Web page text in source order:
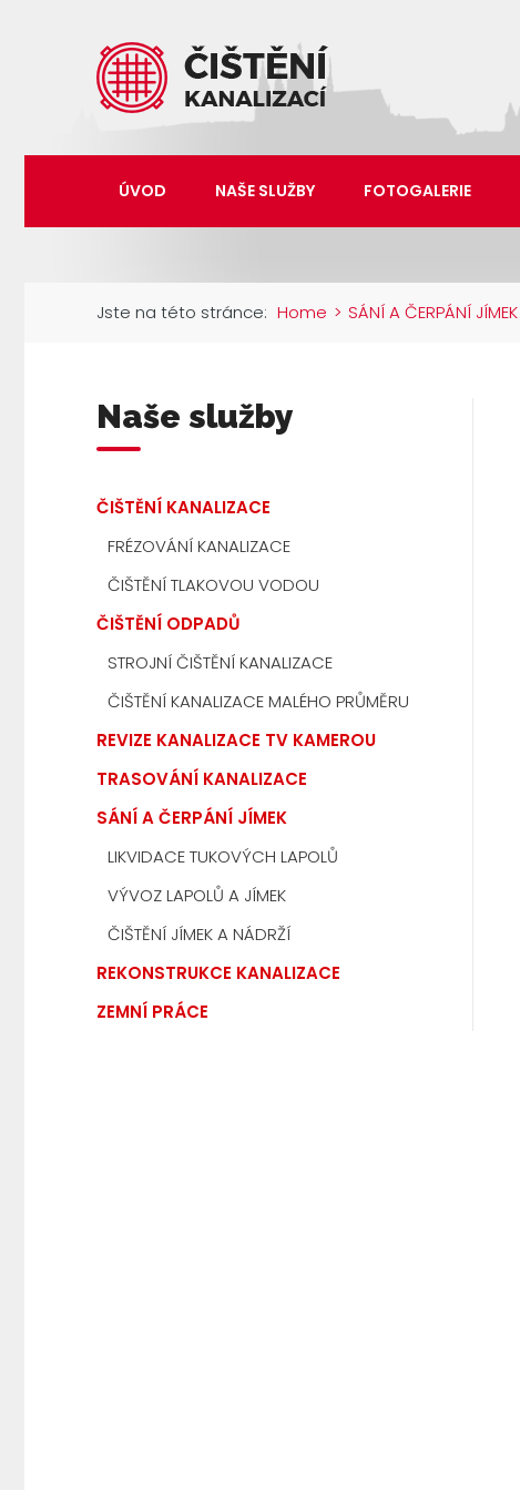
ÚVOD NAŠE SLUŽBY FOTOGALERIE
Jste na této stránce: Home > SÁNÍ A ČERPÁNÍ JÍMEK
Naše služby
ČIŠTĚNÍ KANALIZACE
FRÉZOVÁNÍ KANALIZACE
ČIŠTĚNÍ TLAKOVOU VODOU
ČIŠTĚNÍ ODPADŮ
STROJNÍ ČIŠTĚNÍ KANALIZACE
ČIŠTĚNÍ KANALIZACE MALÉHO PRŮMĚRU
REVIZE KANALIZACE TV KAMEROU
TRASOVÁNÍ KANALIZACE
SÁNÍ A ČERPÁNÍ JÍMEK
LIKVIDACE TUKOVÝCH LAPOLŮ
VÝVOZ LAPOLŮ A JÍMEK
ČIŠTĚNÍ JÍMEK A NÁDRŽÍ
REKONSTRUKCE KANALIZACE
ZEMNÍ PRÁCE